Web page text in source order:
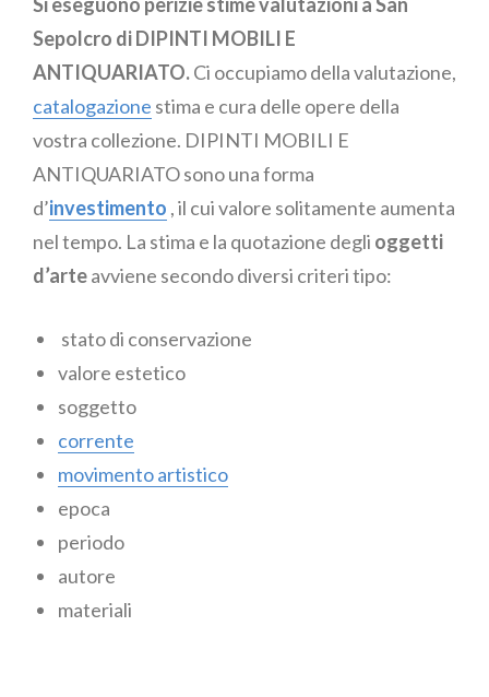
Si eseguono perizie stime valutazioni a San
Sepolcro di DIPINTI MOBILI E
ANTIQUARIATO.Ci occupiamo della valutazione,
catalogazione stima e cura delle opere della
vostra collezione. DIPINTI MOBILI E
ANTIQUARIATO sono una forma
d’investimento , il cui valore solitamente aumenta
nel tempo. La stima e la quotazione degli oggetti
d’arteavviene secondo diversi criteri tipo:
stato di conservazione
valore estetico
soggetto
corrente
movimento artistico
epoca
periodo
autore
materiali